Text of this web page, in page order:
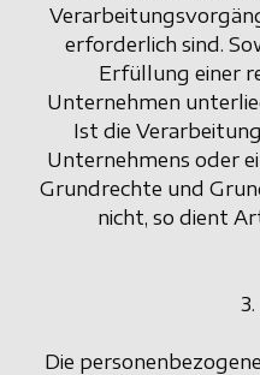
erforderlich sind.
Erfüllung einer
Unternehmen
Ist die
Unternehmens oder
Grundrechte und
nicht, so dient
Die